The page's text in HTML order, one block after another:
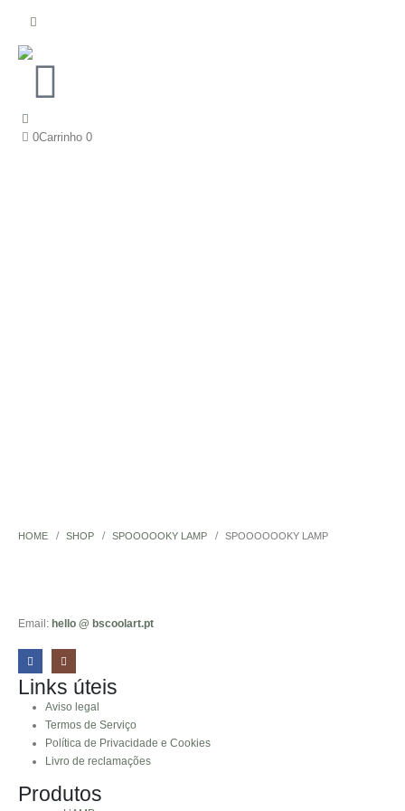
0Carrinho 0
HOME SHOP SPOOOOOKY LAMP SPOOOOOOKY LAMP
Email: hello @ bscoolart.pt
Links úteis
Aviso legal
Termos de Serviço
Política de Privacidade e Cookies
Livro de reclamações
Produtos